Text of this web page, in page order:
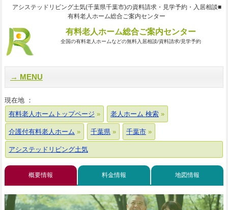
アシステッドリビング土気(千葉県千葉市)の資料請求・見学予約・入居相談■
有料老人ホーム総合ご案内センター
有料老人ホーム総合ご案内センター
全国の有料老人ホームなどの無料入居相談/資料請求/見学予約
MENU
現在地 ：
有料老人ホームトップページ
老人ホーム 検索
介護付有料老人ホーム 千葉県 千葉市
アシステッドリビング土気
概要情報 料金情報 地図情報